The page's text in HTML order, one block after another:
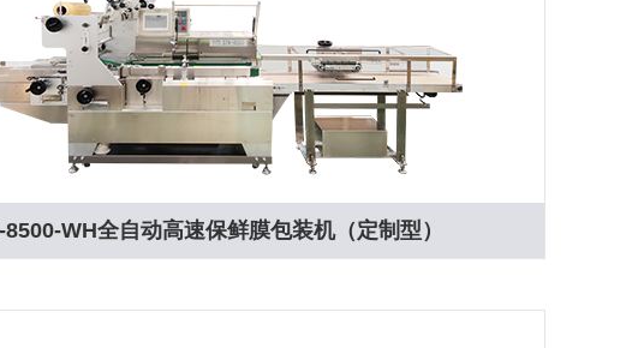
WH全自动高速保鲜膜包装机（定制型）